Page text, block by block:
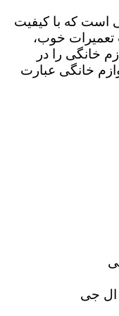
است که با کیفیت
خوب،
خانگی را در
خانگی عبارت
ال جی